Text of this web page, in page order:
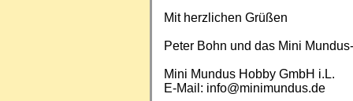
Mit herzlichen Grüßen
Peter Bohn und das Mini
Mini Mundus Hobby GmbH i.L.
E-Mail: info@minimundus.de